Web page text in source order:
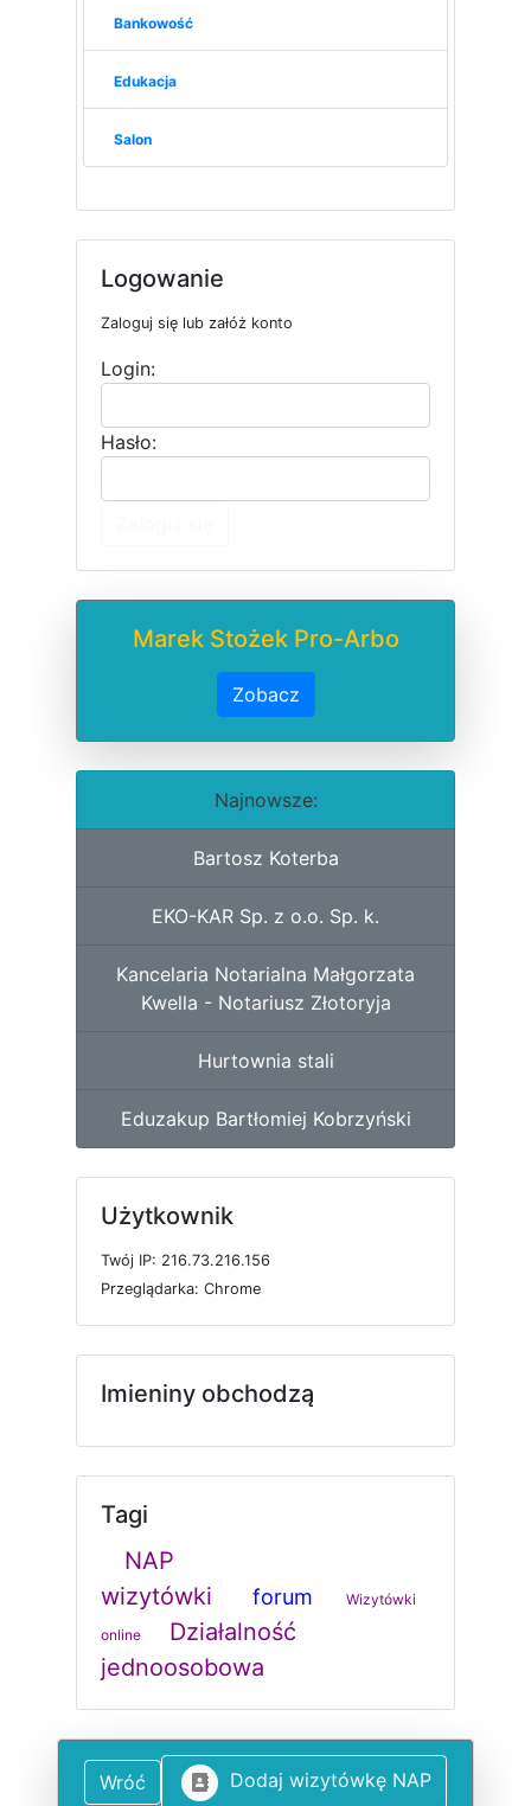
Bankowość
Edukacja
Salon
Logowanie
Zaloguj się lub załóż konto
Login:
Hasło:
Marek Stożek Pro-Arbo
Zobacz
Najnowsze:
Bartosz Koterba
EKO-KAR Sp. z o.o. Sp. k.
Kancelaria Notarialna Małgorzata
Kwella - Notariusz Złotoryja
Hurtownia stali
Eduzakup Bartłomiej Kobrzyński
Użytkownik
Twój IP: 216.73.216.156
Przeglądarka: Chrome
Imieniny obchodzą
Tagi
NAP
wizytówki
forum
Wizytówki
online
Działalność
jednoosobowa
Wróć Dodaj wizytówkę NAP